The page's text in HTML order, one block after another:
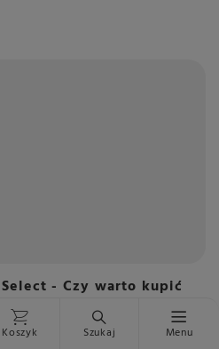
- Czy warto kupić
to kultowy
Koszyk Szukaj Menu